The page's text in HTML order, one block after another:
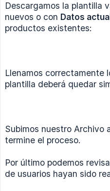
Descargamos la plantilla
nuevos o con Datos
productos existentes:
Llenamos correctamente
plantilla deberá quedar
Subimos nuestro Archivo
termine el proceso.
Por último podemos
de usuarios hayan sido